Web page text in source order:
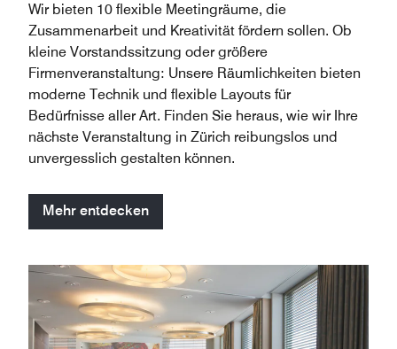
Wir bieten 10 flexible Meetingräume, die
Zusammenarbeit und Kreativität fördern sollen. Ob
kleine Vorstandssitzung oder größere
Firmenveranstaltung: Unsere Räumlichkeiten bieten
moderne Technik und flexible Layouts für
Bedürfnisse aller Art. Finden Sie heraus, wie wir Ihre
nächste Veranstaltung in Zürich reibungslos und
unvergesslich gestalten können.
Mehr entdecken